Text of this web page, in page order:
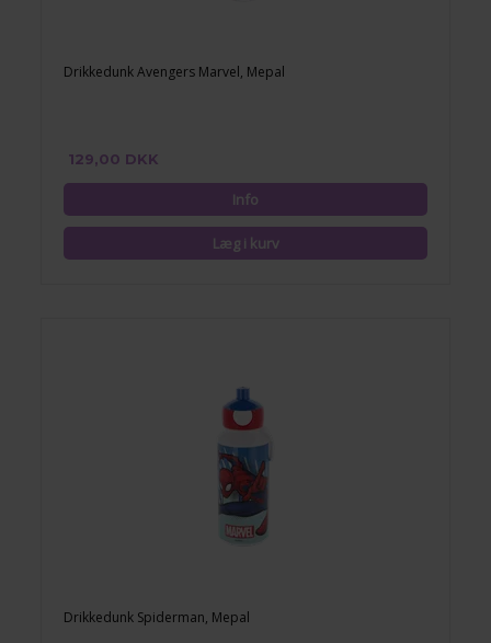
Drikkedunk Avengers Marvel, Mepal
129,00 DKK
Drikkedunk Spiderman, Mepal